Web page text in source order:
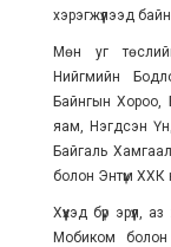
хэрэгжүүлээд
Мөн уг
Нийгмийн
Байнгын
яам, Нэгдсэн
Байгаль
болон Энтүм ХХК
Хүүхэд бүр
Мобиком болон